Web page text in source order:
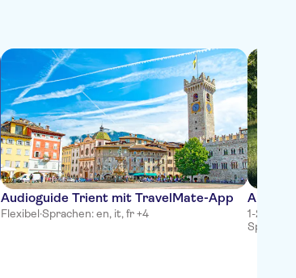
Audioguide Trient mit TravelMate-App
Flexibel·Sprachen: en, it, fr +4
Ausritt
1-2